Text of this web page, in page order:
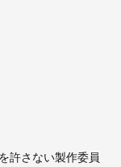
許さない製作委員